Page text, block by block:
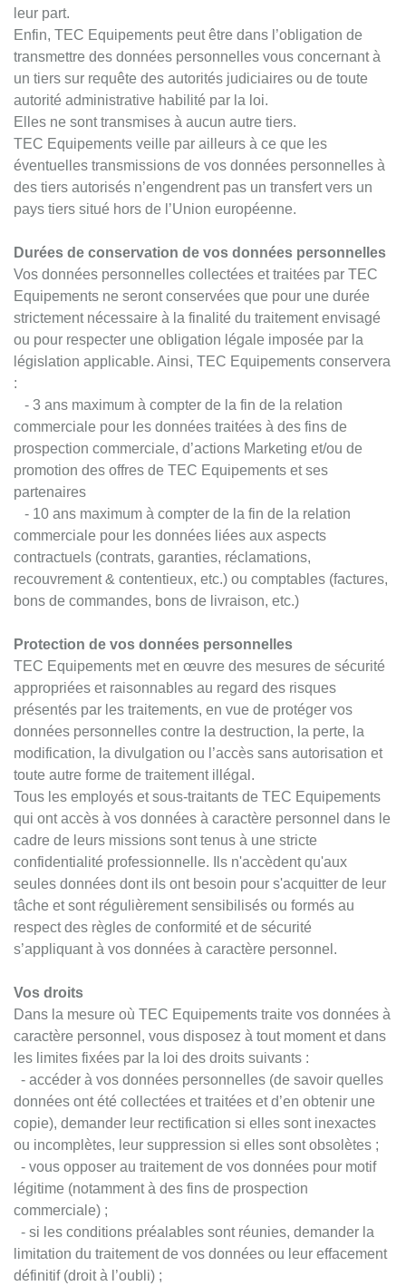
leur part.
Enfin, TEC Equipements peut être dans l’obligation de
transmettre des données personnelles vous concernant à
un tiers sur requête des autorités judiciaires ou de toute
autorité administrative habilité par la loi.
Elles ne sont transmises à aucun autre tiers.
TEC Equipements veille par ailleurs à ce que les
éventuelles transmissions de vos données personnelles à
des tiers autorisés n’engendrent pas un transfert vers un
pays tiers situé hors de l’Union européenne.
Durées de conservation de vos données personnelles
Vos données personnelles collectées et traitées par TEC
Equipements ne seront conservées que pour une durée
strictement nécessaire à la finalité du traitement envisagé
ou pour respecter une obligation légale imposée par la
législation applicable. Ainsi, TEC Equipements conservera
:
- 3 ans maximum à compter de la fin de la relation
commerciale pour les données traitées à des fins de
prospection commerciale, d’actions Marketing et/ou de
promotion des offres de TEC Equipements et ses
partenaires
- 10 ans maximum à compter de la fin de la relation
commerciale pour les données liées aux aspects
contractuels (contrats, garanties, réclamations,
recouvrement & contentieux, etc.) ou comptables (factures,
bons de commandes, bons de livraison, etc.)
Protection de vos données personnelles
TEC Equipements met en œuvre des mesures de sécurité
appropriées et raisonnables au regard des risques
présentés par les traitements, en vue de protéger vos
données personnelles contre la destruction, la perte, la
modification, la divulgation ou l’accès sans autorisation et
toute autre forme de traitement illégal.
Tous les employés et sous-traitants de TEC Equipements
qui ont accès à vos données à caractère personnel dans le
cadre de leurs missions sont tenus à une stricte
confidentialité professionnelle. Ils n'accèdent qu'aux
seules données dont ils ont besoin pour s'acquitter de leur
tâche et sont régulièrement sensibilisés ou formés au
respect des règles de conformité et de sécurité
s’appliquant à vos données à caractère personnel.
Vos droits
Dans la mesure où TEC Equipements traite vos données à
caractère personnel, vous disposez à tout moment et dans
les limites fixées par la loi des droits suivants :
- accéder à vos données personnelles (de savoir quelles
données ont été collectées et traitées et d’en obtenir une
copie), demander leur rectification si elles sont inexactes
ou incomplètes, leur suppression si elles sont obsolètes ;
- vous opposer au traitement de vos données pour motif
légitime (notamment à des fins de prospection
commerciale) ;
- si les conditions préalables sont réunies, demander la
limitation du traitement de vos données ou leur effacement
définitif (droit à l’oubli) ;